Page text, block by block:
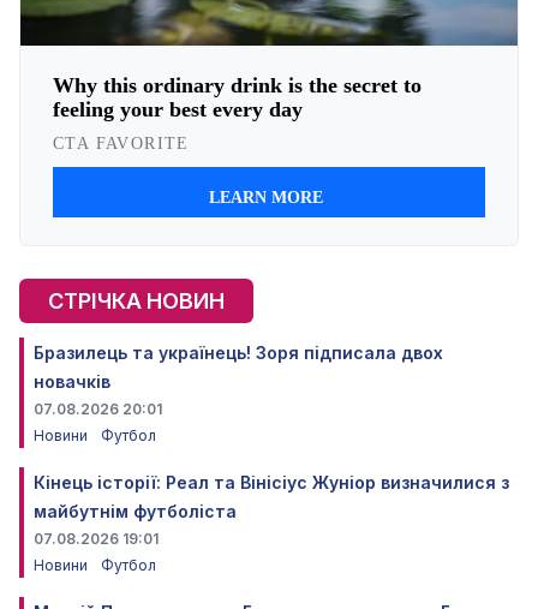
СТРІЧКА НОВИН
Бразилець та українець! Зоря підписала двох
новачків
07.08.2026 20:01
Новини
Футбол
Кінець історії: Реал та Вінісіус Жуніор визначилися з
майбутнім футболіста
07.08.2026 19:01
Новини
Футбол